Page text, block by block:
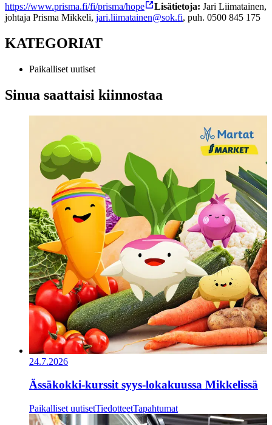
https://www.prisma.fi/fi/prisma/hope
Lisätietoja: Jari Liimatainen,
johtaja Prisma Mikkeli, jari.liimatainen@sok.fi, puh. 0500 845 175
KATEGORIAT
Paikalliset uutiset
Sinua saattaisi kiinnostaa
24.7.2026
Ässäkokki-kurssit syys-lokakuussa Mikkelissä
Paikalliset uutisetTiedotteetTapahtumat